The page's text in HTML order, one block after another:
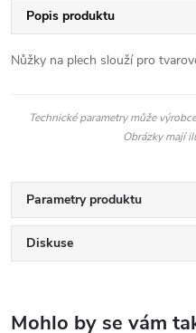
Popis produktu
Nůžky na plech slouží pro
Technické parametry může
Obrázky mají
Parametry produktu
Diskuse